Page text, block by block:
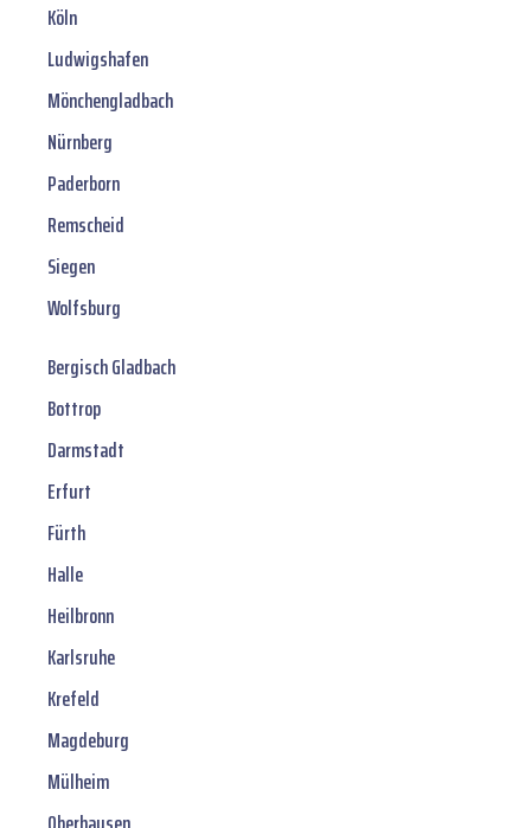
Köln
Ludwigshafen
Mönchengladbach
Nürnberg
Paderborn
Remscheid
Siegen
Wolfsburg
Bergisch Gladbach
Bottrop
Darmstadt
Erfurt
Fürth
Halle
Heilbronn
Karlsruhe
Krefeld
Magdeburg
Mülheim